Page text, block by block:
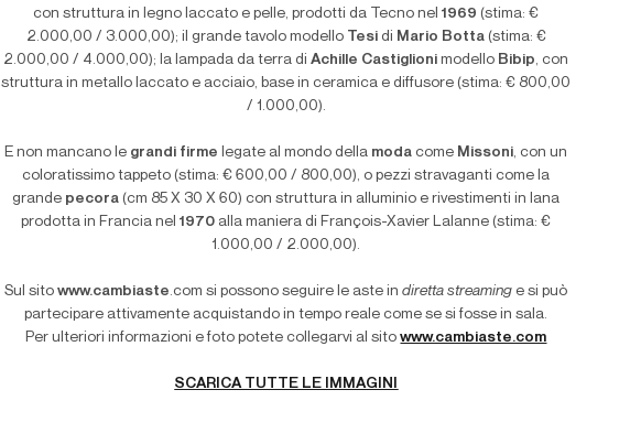
con struttura in legno laccato e pelle, prodotti da Tecno nel1969 (stima: €
2.000,00 / 3.000,00); il grande tavolo modello Tesidi Mario Botta (stima: €
2.000,00 / 4.000,00); la lampada da terra diAchille Castiglioni modello Bibip, con
struttura in metallo laccato e acciaio, base in ceramica e diffusore (stima: € 800,00
/ 1.000,00).
E non mancano le grandi firme legate al mondo della moda come Missoni, con un
coloratissimo tappeto (stima: € 600,00 / 800,00), o pezzi stravaganti come la
grande pecora (cm 85 X 30 X 60) con struttura in alluminio e rivestimenti in lana
prodotta in Francia nel1970 alla maniera di François-Xavier Lalanne (stima: €
1.000,00 / 2.000,00).
Sul sitowww.cambiaste.com si possono seguire le aste indiretta streaming e si può
partecipare attivamente acquistando in tempo reale come se si fosse in sala.
Per ulteriori informazioni e foto potete collegarvi al sitowww.cambiaste.com
SCARICA TUTTE LE IMMAGINI